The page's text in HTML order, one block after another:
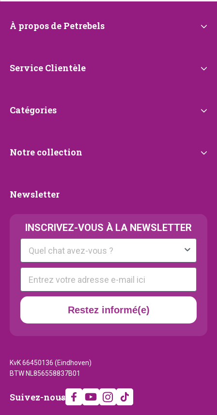
À
Petrebels
À propos de Petrebels
Service
Service Clientèle
Catégories
Catégories
Notre
Notre collection
Newsletter
Newsletter
INSCRIVEZ-VOUS À LA NEWSLETTER
Kattenras
E-mail
Restez informé(e)
KvK 66450136 (Eindhoven)
BTW NL856558837B01
Suivez-
Suivez-nous